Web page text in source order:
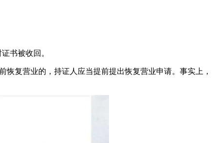
书被收回。
复营业的，持证人应当提前提出恢复营业申请。事实上，